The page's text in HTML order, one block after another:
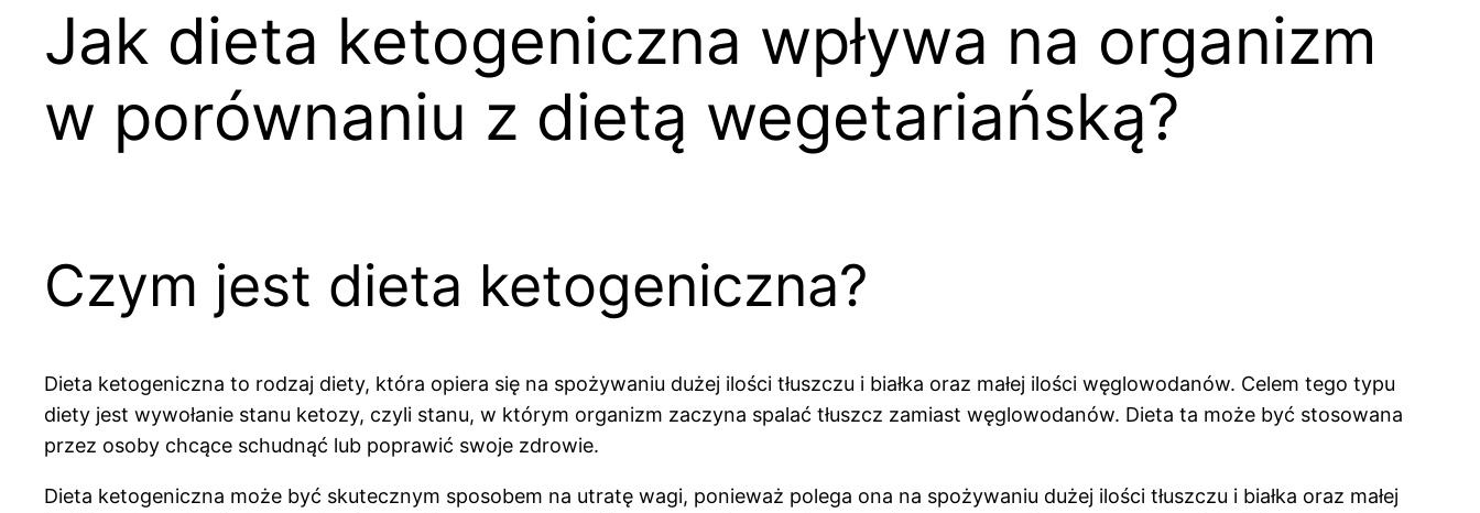
Jak dieta ketogeniczna wpływa na organizm
w porównaniu z dietą wegetariańską?
Czym jest dieta ketogeniczna?
Dieta ketogeniczna to rodzaj diety, która opiera się na spożywaniu dużej ilości tłuszczu i białka oraz małej ilości węglowodanów. Celem tego typu
diety jest wywołanie stanu ketozy, czyli stanu, w którym organizm zaczyna spalać tłuszcz zamiast węglowodanów. Dieta ta może być stosowana
przez osoby chcące schudnąć lub poprawić swoje zdrowie.
Dieta ketogeniczna może być skutecznym sposobem na utratę wagi, ponieważ polega ona na spożywaniu dużej ilości tłuszczu i białka oraz małej